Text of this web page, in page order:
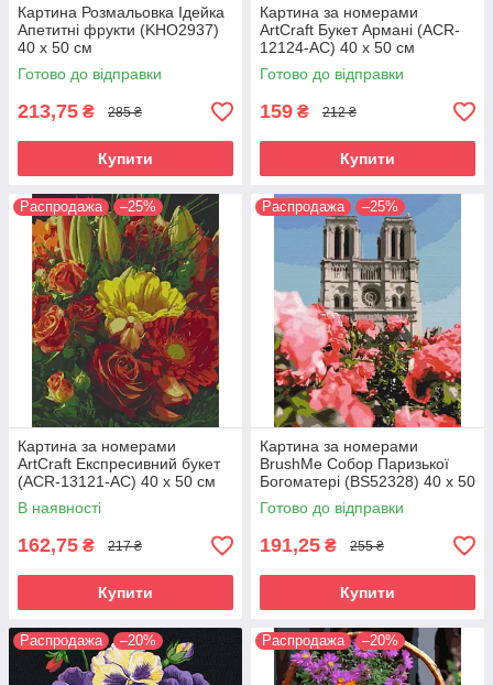
Картина Розмальовка Ідейка
Апетитні фрукти (KHO2937)
40 х 50 см
Готово до відправки
213,75 ₴ 285 ₴
Купити
Картина за номерами
ArtCraft Букет Армані (ACR-
12124-AC) 40 х 50 см
Готово до відправки
159 ₴ 212 ₴
Купити
Распродажа –25%
Картина за номерами
ArtCraft Експресивний букет
(ACR-13121-AC) 40 х 50 см
В наявності
162,75 ₴ 217 ₴
Купити
Распродажа –25%
Картина за номерами
BrushMe Собор Паризької
Богоматері (BS52328) 40 х 50
см
Готово до відправки
191,25 ₴ 255 ₴
Купити
Распродажа –20% Распродажа –20%